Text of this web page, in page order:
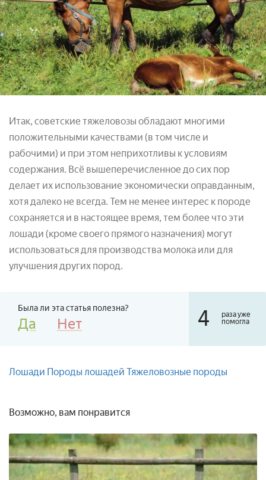
Итак, советские тяжеловозы обладают многими
положительными качествами (в том числе и
рабочими) и при этом неприхотливы к условиям
содержания. Всё вышеперечисленное до сих пор
делает их использование экономически оправданным,
хотя далеко не всегда. Тем не менее интерес к породе
сохраняется и в настоящее время, тем более что эти
лошади (кроме своего прямого назначения) могут
использоваться для производства молока или для
улучшения других пород.
Была ли эта статья полезна?
Да Нет 4
раза уже
помогла
Лошади Породы лошадей Тяжеловозные породы
Возможно, вам понравится